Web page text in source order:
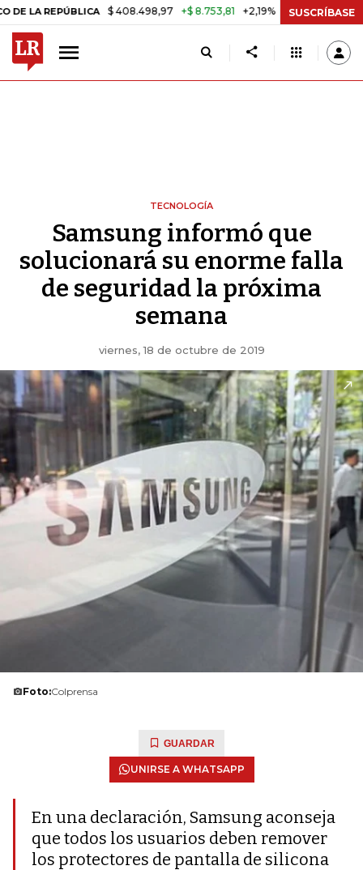
REPÚBLICA $ 408.498,97 +$ 8.753,81 +2,19% TASA DE USURA
SUSCRÍBASE
TECNOLOGÍA
Samsung informó que
solucionará su enorme falla
de seguridad la próxima
semana
viernes, 18 de octubre de 2019
Foto:Colprensa
GUARDAR
UNIRSE A WHATSAPP
En una declaración, Samsung aconseja
que todos los usuarios deben remover
los protectores de pantalla de silicona